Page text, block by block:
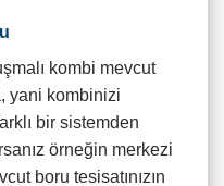
kombi mevcut
yani kombinizi
bir sistemden
örneğin merkezi
boru tesisatınızın